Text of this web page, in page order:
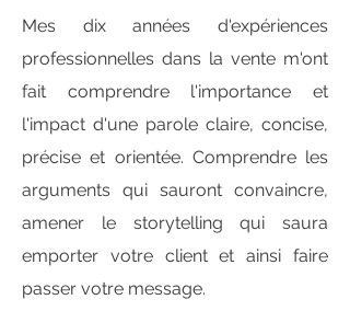
Mes dix années d'expériences
professionnelles dans la vente m'ont
fait comprendre l'importance et
l'impact d'une parole claire, concise,
précise et orientée. Comprendre les
arguments qui sauront convaincre,
amener le storytelling qui saura
emporter votre client et ainsi faire
passer votre message.